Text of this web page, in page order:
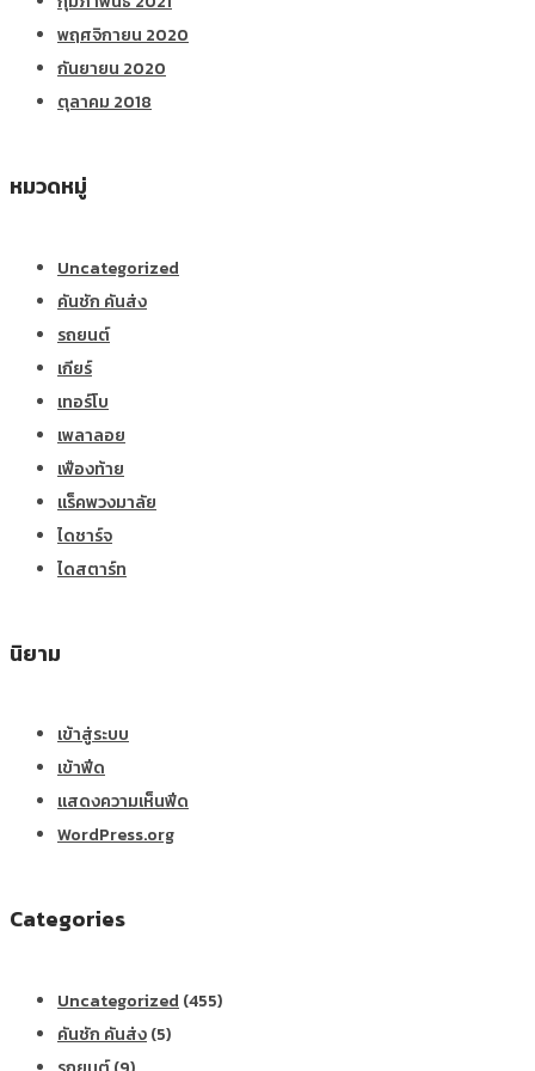
พฤศจิกายน 2020
กันยายน 2020
ตุลาคม 2018
หมวดหมู่
Uncategorized
คันชัก คันส่ง
รถยนต์
เกียร์
เทอร์โบ
เพลาลอย
เฟืองท้าย
แร็คพวงมาลัย
ไดชาร์จ
ไดสตาร์ท
นิยาม
เข้าสู่ระบบ
เข้าฟีด
แสดงความเห็นฟีด
WordPress.org
Categories
Uncategorized(455)
คันชัก คันส่ง(5)